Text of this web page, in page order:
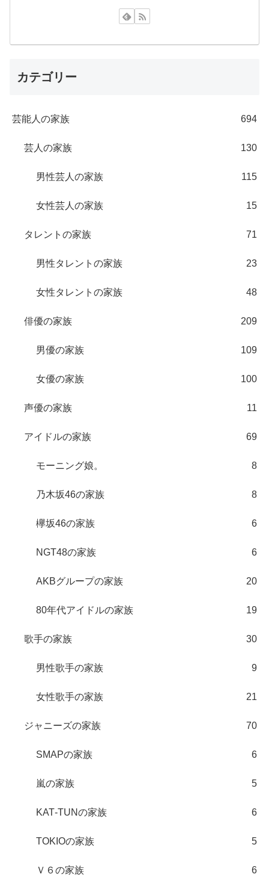
カテゴリー
芸能人の家族 694
芸人の家族 130
男性芸人の家族 115
女性芸人の家族 15
タレントの家族 71
男性タレントの家族 23
女性タレントの家族 48
俳優の家族 209
男優の家族 109
女優の家族 100
声優の家族 11
アイドルの家族 69
モーニング娘。 8
乃木坂46の家族 8
欅坂46の家族 6
NGT48の家族 6
AKBグループの家族 20
80年代アイドルの家族 19
歌手の家族 30
男性歌手の家族 9
女性歌手の家族 21
ジャニーズの家族 70
SMAPの家族 6
嵐の家族 5
KAT‐TUNの家族 6
TOKIOの家族 5
Ｖ６の家族 6